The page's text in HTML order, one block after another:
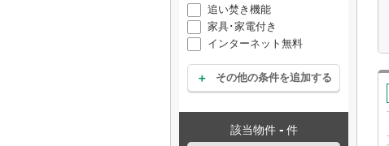
追い焚き機能
家具･家電付き
インターネット無料
その他の条件を追加する
該当物件 - 件